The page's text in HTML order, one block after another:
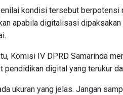
kondisi tersebut berpotensi
apabila digitalisasi
Komisi IV DPRD Samarinda
pendidikan digital yang terukur
ukuran yang jelas. Jangan